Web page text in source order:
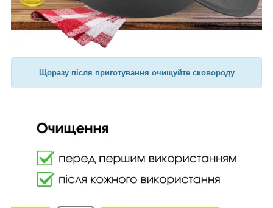
Щоразу після приготування очищуйте сковороду